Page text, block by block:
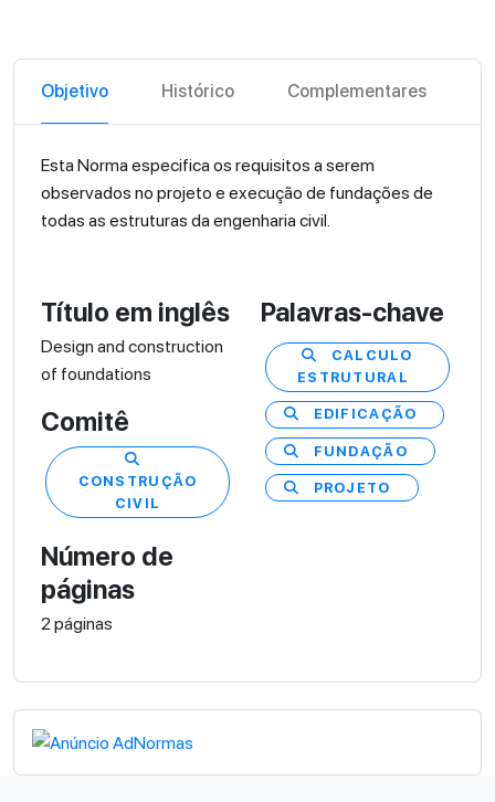
Objetivo Histórico Complementares
Esta Norma especifica os requisitos a serem
observados no projeto e execução de fundações de
todas as estruturas da engenharia civil.
Título em inglês
Design and construction
of foundations
Comitê
CONSTRUÇÃO
CIVIL
Número de
páginas
2 páginas
Palavras-chave
CALCULO
ESTRUTURAL
EDIFICAÇÃO
FUNDAÇÃO
PROJETO